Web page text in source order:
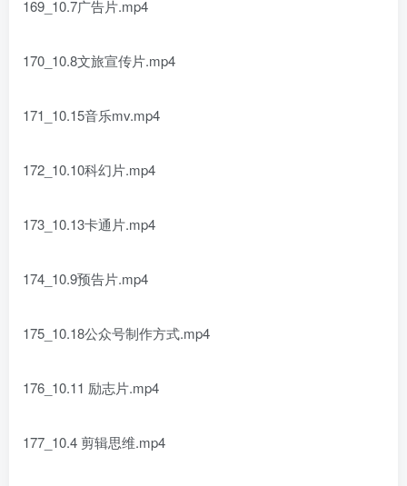
169_10.7广告片.mp4
170_10.8文旅宣传片.mp4
171_10.15音乐mv.mp4
172_10.10科幻片.mp4
173_10.13卡通片.mp4
174_10.9预告片.mp4
175_10.18公众号制作方式.mp4
176_10.11 励志片.mp4
177_10.4 剪辑思维.mp4